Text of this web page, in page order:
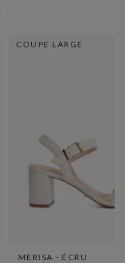
COUPE LARGE
MERISA - ÉCRU